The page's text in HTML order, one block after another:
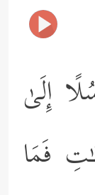
إِلَىٰ
فَمَا